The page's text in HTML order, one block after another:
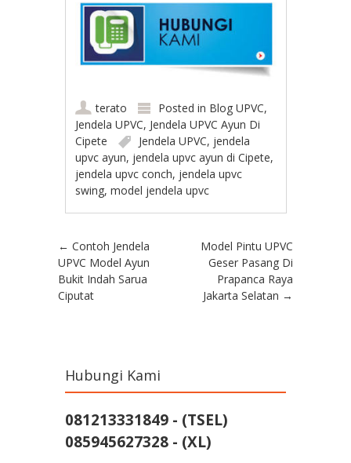
terato Posted in Blog UPVC,
Jendela UPVC, Jendela UPVC Ayun Di
Cipete
Jendela UPVC, jendela
upvc ayun, jendela upvc ayun di Cipete,
jendela upvc conch, jendela upvc
swing,model jendela upvc
Post navigation
← Contoh Jendela
UPVC Model Ayun
Bukit Indah Sarua
Ciputat
Model Pintu UPVC
Geser Pasang Di
Prapanca Raya
Jakarta Selatan →
Hubungi Kami
081213331849 - (TSEL)
085945627328 - (XL)